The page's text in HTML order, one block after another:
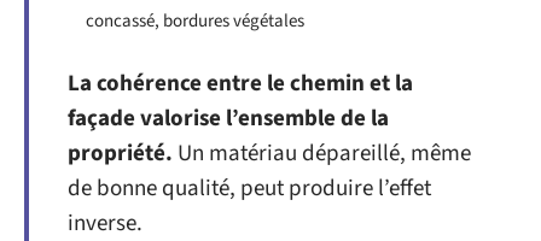
concassé, bordures végétales
La cohérence entre le chemin et la
façade valorise l’ensemble de la
propriété. Un matériau dépareillé, même
de bonne qualité, peut produire l’effet
inverse.